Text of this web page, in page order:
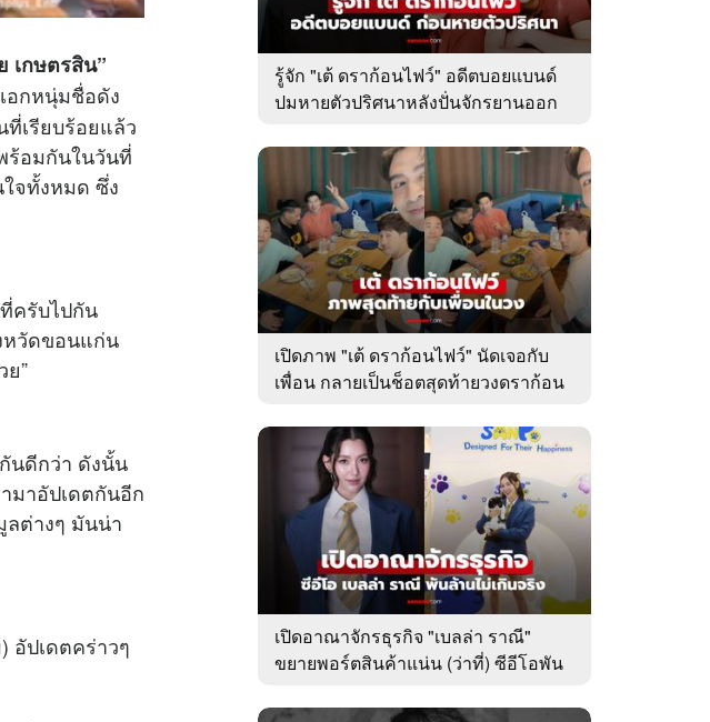
กษตรสิน”
อกหนุ่มชื่อดัง
เรียบร้อยแล้ว
ร้อมกันในวันที่
จทั้งหมด ซึ่ง
ครับไปกัน
หวัดขอนแก่น
”
นดีกว่า ดังนั้น
มาอัปเดตกันอีก
ลต่างๆ มันน่า
อัปเดตคร่าวๆ
รู้จัก "เต้ ดราก้อนไฟว์" อดีตบอยแบนด์
ปมหายตัวปริศนาหลังปั่นจักรยานออก
เปิดภาพ "เต้ ดราก้อนไฟว์" นัดเจอกับ
เพื่อน กลายเป็นช็อตสุดท้ายวงดราก้อน
เปิดอาณาจักรธุรกิจ "เบลล่า ราณี"
ขยายพอร์ตสินค้าแน่น (ว่าที่) ซีอีโอพัน